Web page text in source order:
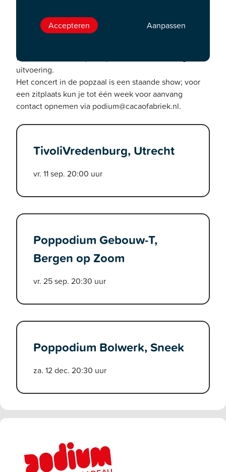
rockband The Scene in 2026 weer live op met
originele bandleden en een nieuwe frontman, Syb van
van de wereld
uitvoering.
Het concert in de popzaal is een staande show; voor
een zitplaats kun je tot één week voor aanvang
contact opnemen via podium@cacaofabriek.nl.
TivoliVredenburg, Utrecht
vr. 11 sep. 20:00 uur
Poppodium Gebouw-T,
Bergen op Zoom
vr. 25 sep. 20:30 uur
Poppodium Bolwerk, Sneek
za. 12 dec. 20:30 uur
Accepteren Aanpassen